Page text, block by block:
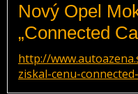
Nový Opel
„Connected
http://
ziskal-cenu-